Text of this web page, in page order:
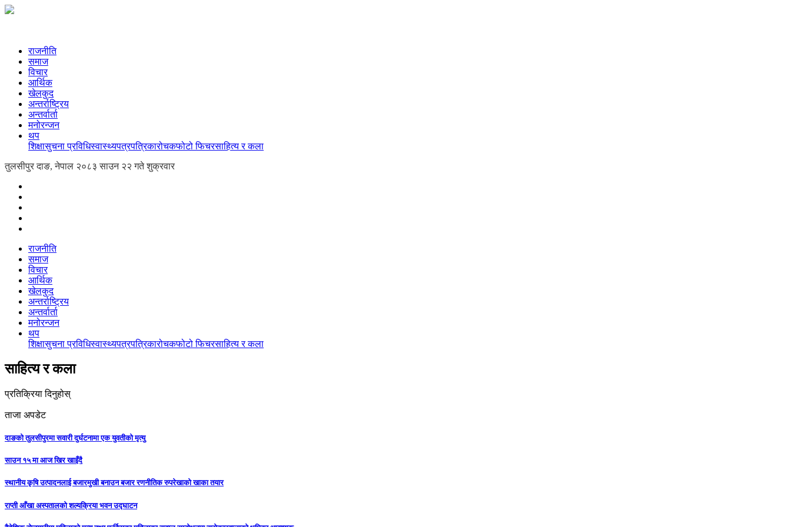
राजनीति
समाज
विचार
आर्थिक
खेलकुद
अन्तर्राष्ट्रिय
अन्तर्वार्ता
मनोरन्जन
थप
शिक्षासुचना प्रविधिस्वास्थ्यपत्रपत्रिकारोचकफोटो फिचरसाहित्य र कला
तुलसीपुर दाङ, नेपाल २०८३ साउन २२ गते शुक्रवार
राजनीति
समाज
विचार
आर्थिक
खेलकुद
अन्तर्राष्ट्रिय
अन्तर्वार्ता
मनोरन्जन
थप
शिक्षासुचना प्रविधिस्वास्थ्यपत्रपत्रिकारोचकफोटो फिचरसाहित्य र कला
साहित्य र कला
प्रतिक्रिया दिनुहोस्
ताजा अपडेट
दाङको तुलसीपुरमा सवारी दुर्घटनामा एक युवतीको मृत्यु
साउन १५ मा आज खिर खाइँदै
स्थानीय कृषि उत्पादनलाई बजारमुखी बनाउन बजार रणनीतिक रुपरेखाको खाका तयार
राप्ती आँखा अस्पतालको शल्यक्रिया भवन उद्घाटन